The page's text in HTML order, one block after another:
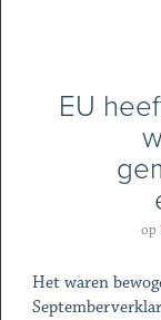
EU
op
Het waren